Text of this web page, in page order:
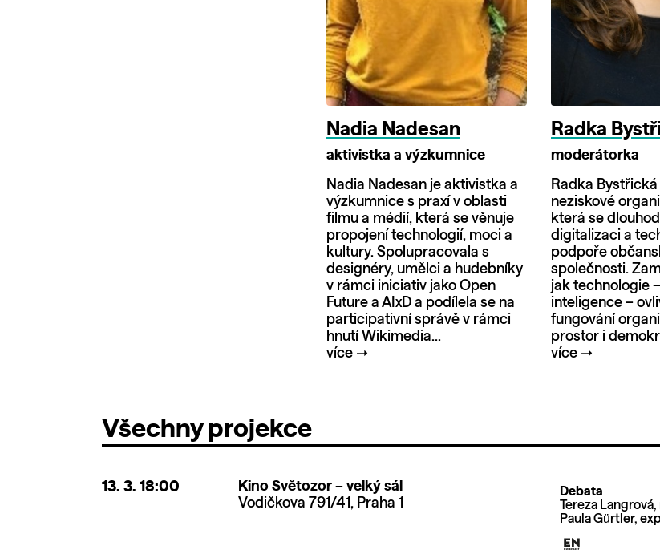
Nadia Nadesan
aktivistka a výzkumnice
Nadia Nadesan je aktivistka a
výzkumnice s praxí v oblasti
filmu a médií, která se věnuje
propojení technologií, moci a
kultury. Spolupracovala s
designéry, umělci a hudebníky
v rámci iniciativ jako Open
Future a AIxD a podílela se na
participativní správě v rámci
hnutí Wikimedia...
více ➝
Radka
moderátorka
Radka
neziskové
která se
digitalizaci a
podpoře
společnosti.
jak technologie
inteligence –
fungování
prostor i
více ➝
Všechny projekce
13. 3. 18:00
Kino Světozor – velký sál
Vodičkova 791/41, Praha 1
Debata
Tereza
Paula Gürtler,